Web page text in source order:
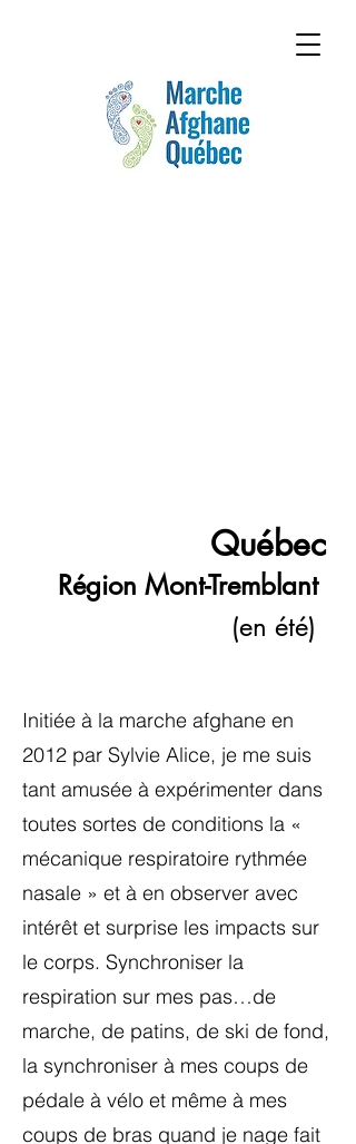
Québec
Région Mont-Tremblant
(en été)
Initiée à la marche afghane en
2012 par Sylvie Alice, je me suis
tant amusée à expérimenter dans
toutes sortes de conditions la «
mécanique respiratoire rythmée
nasale » et à en observer avec
intérêt et surprise les impacts sur
le corps. Synchroniser la
respiration sur mes pas…de
marche, de patins, de ski de fond,
la synchroniser à mes coups de
pédale à vélo et même à mes
coups de bras quand je nage fait